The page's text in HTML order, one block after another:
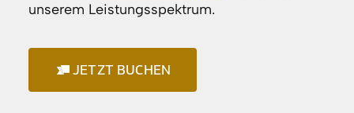
unserem Leistungsspektrum.
JETZT BUCHEN